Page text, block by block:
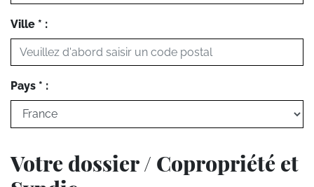
Ville * :
Pays * :
Votre dossier / Copropriété et